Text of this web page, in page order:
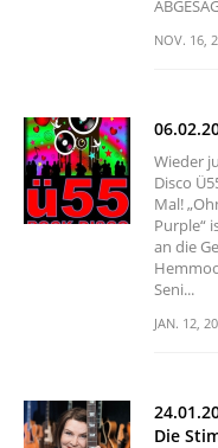
NOV. 16,
Wieder
Disco
Mal!
Purple“
an die
Seni...
JAN. 12,
Die